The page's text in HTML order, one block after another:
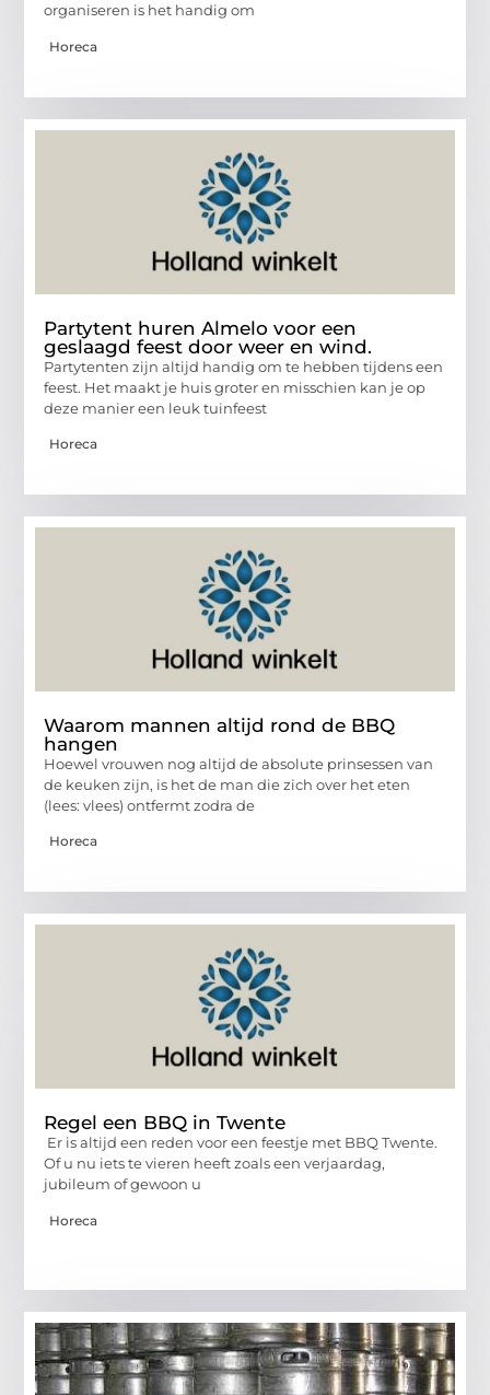
organiseren is het handig om
Horeca
Partytent huren Almelo voor een
geslaagd feest door weer en wind.
Partytenten zijn altijd handig om te hebben tijdens een
feest. Het maakt je huis groter en misschien kan je op
deze manier een leuk tuinfeest
Horeca
Waarom mannen altijd rond de BBQ
hangen
Hoewel vrouwen nog altijd de absolute prinsessen van
de keuken zijn, is het de man die zich over het eten
(lees: vlees) ontfermt zodra de
Horeca
Regel een BBQ in Twente
Er is altijd een reden voor een feestje met BBQ Twente.
Of u nu iets te vieren heeft zoals een verjaardag,
jubileum of gewoon u
Horeca